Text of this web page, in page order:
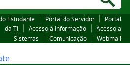
Estudante Portal do Servidor
Portal
da TI
Acesso à Informação
Acesso a
Sistemas
Comunicação Webmail